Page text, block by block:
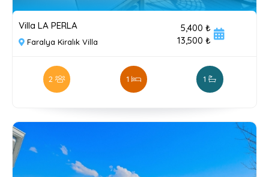
Villa LA PERLA
Faralya Kiralık Villa
5,400 ₺
13,500 ₺
2 1 1